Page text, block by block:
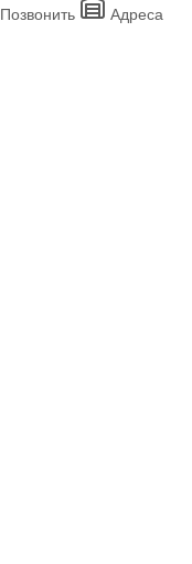
Позвонить Адреса